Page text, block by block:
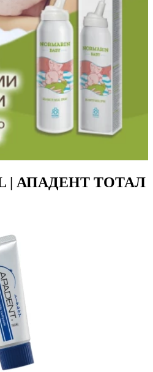
| АПАДЕНТ ТОТАЛ